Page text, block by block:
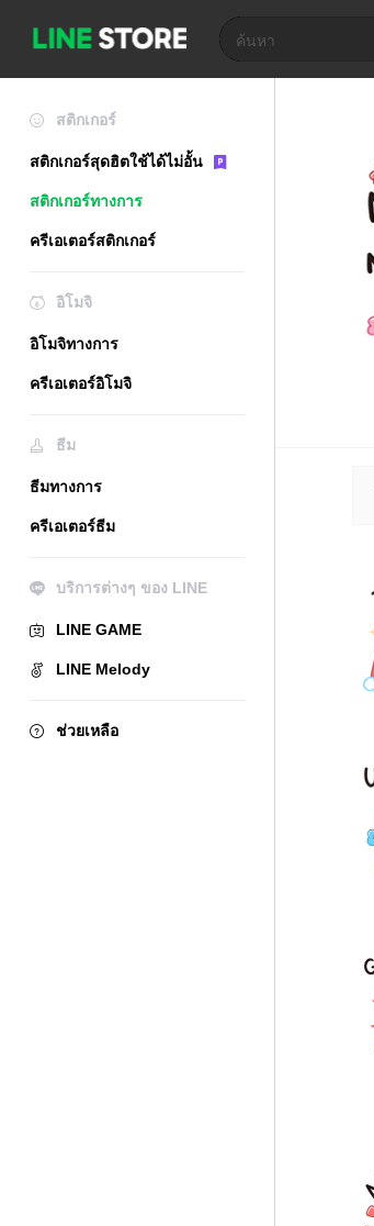
สติกเกอร์
สติกเกอร์สุดฮิตใช้ได้ไม่อั้น
สติกเกอร์ทางการ
ครีเอเตอร์สติกเกอร์
อิโมจิ
อิโมจิทางการ
ครีเอเตอร์อิโมจิ
ธีม
ธีมทางการ
ครีเอเตอร์ธีม
บริการต่างๆ ของ LINE
LINE GAME
LINE Melody
ช่วยเหลือ